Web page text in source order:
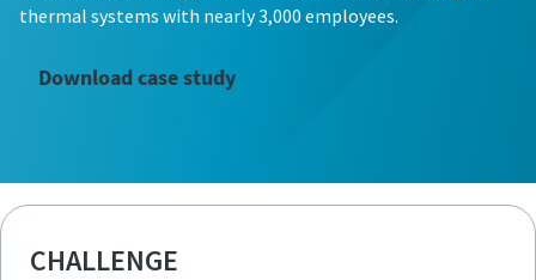
thermal systems with nearly 3,000 employees.
Download case study
CHALLENGE